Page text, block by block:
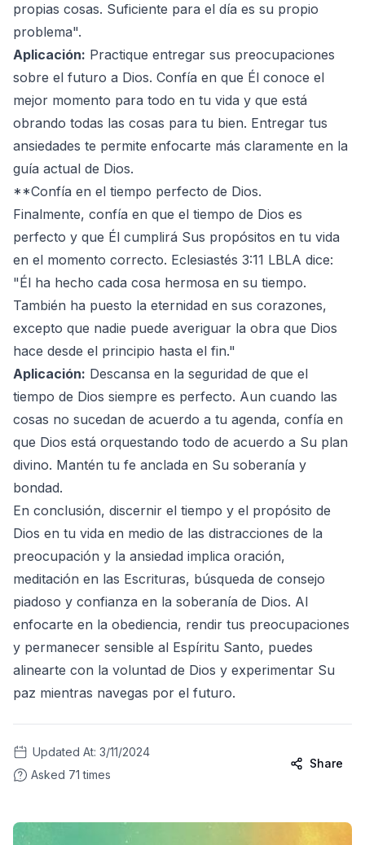
propias cosas. Suficiente para el día es su propio
problema".
Aplicación: Practique entregar sus preocupaciones
sobre el futuro a Dios. Confía en que Él conoce el
mejor momento para todo en tu vida y que está
obrando todas las cosas para tu bien. Entregar tus
ansiedades te permite enfocarte más claramente en la
guía actual de Dios.
**Confía en el tiempo perfecto de Dios.
Finalmente, confía en que el tiempo de Dios es
perfecto y que Él cumplirá Sus propósitos en tu vida
en el momento correcto. Eclesiastés 3:11 LBLA dice:
"Él ha hecho cada cosa hermosa en su tiempo.
También ha puesto la eternidad en sus corazones,
excepto que nadie puede averiguar la obra que Dios
hace desde el principio hasta el fin."
Aplicación: Descansa en la seguridad de que el
tiempo de Dios siempre es perfecto. Aun cuando las
cosas no sucedan de acuerdo a tu agenda, confía en
que Dios está orquestando todo de acuerdo a Su plan
divino. Mantén tu fe anclada en Su soberanía y
bondad.
En conclusión, discernir el tiempo y el propósito de
Dios en tu vida en medio de las distracciones de la
preocupación y la ansiedad implica oración,
meditación en las Escrituras, búsqueda de consejo
piadoso y confianza en la soberanía de Dios. Al
enfocarte en la obediencia, rendir tus preocupaciones
y permanecer sensible al Espíritu Santo, puedes
alinearte con la voluntad de Dios y experimentar Su
paz mientras navegas por el futuro.
Updated At: 3/11/2024
Asked 71 times
Share